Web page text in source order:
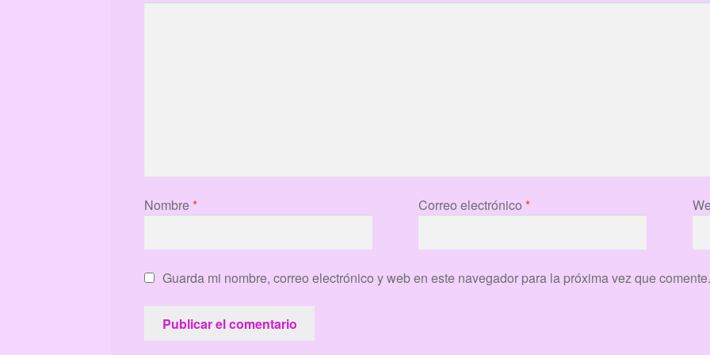
Nombre* Correo electrónico *
Guarda mi nombre, correo electrónico y web en este navegador para la próxima vez que comente.